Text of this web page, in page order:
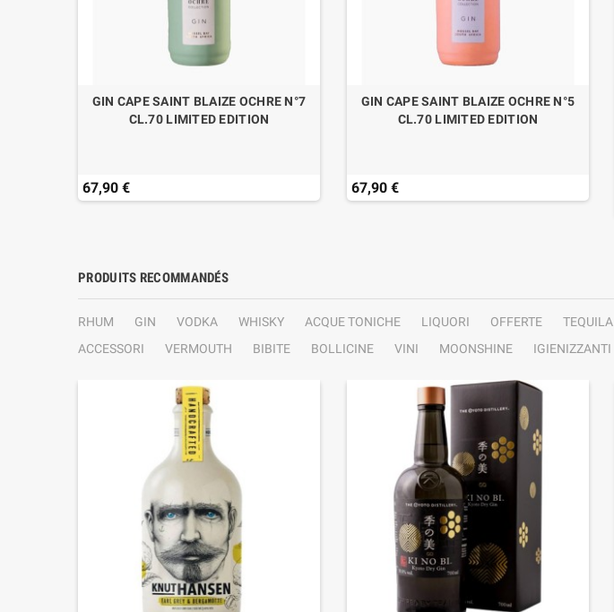
GIN CAPE SAINT BLAIZE OCHRE N°7
CL.70 LIMITED EDITION
67,90 €
GIN CAPE SAINT BLAIZE OCHRE N°5
CL.70 LIMITED EDITION
67,90 €
PRODUITS RECOMMANDÉS
RHUM GIN VODKA WHISKY ACQUE TONICHE LIQUORI OFFERTE TEQUILA
ACCESSORI
VERMOUTH BIBITE BOLLICINE VINI MOONSHINE IGIENIZZANTI